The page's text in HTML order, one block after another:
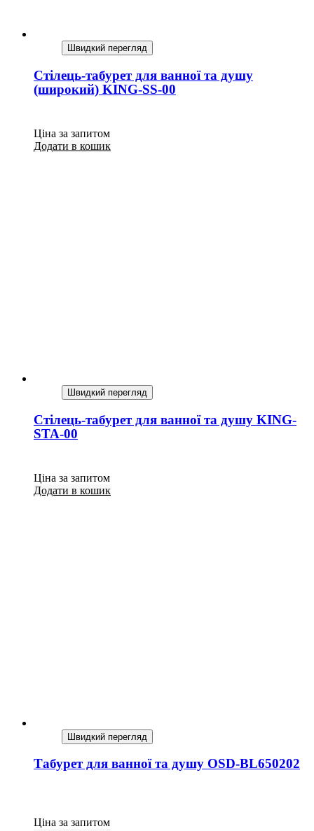
Швидкий перегляд
Стілець-табурет для ванної та душу
(широкий) KING-SS-00
Ціна за запитом
Додати в кошик
Швидкий перегляд
Стілець-табурет для ванної та душу KING-
STA-00
Ціна за запитом
Додати в кошик
Швидкий перегляд
Табурет для ванної та душу OSD-BL650202
Ціна за запитом